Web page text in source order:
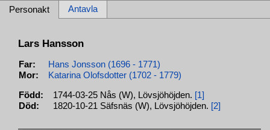
Personakt Antavla
Lars Hansson
Far:
Hans Jonsson (1696 - 1771)
Mor:
Katarina Olofsdotter (1702 - 1779)
Född: 1744-03-25 Nås (W), Lövsjöhöjden. [1]
Död:
1820-10-21 Säfsnäs (W), Lövsjöhöjden. [2]